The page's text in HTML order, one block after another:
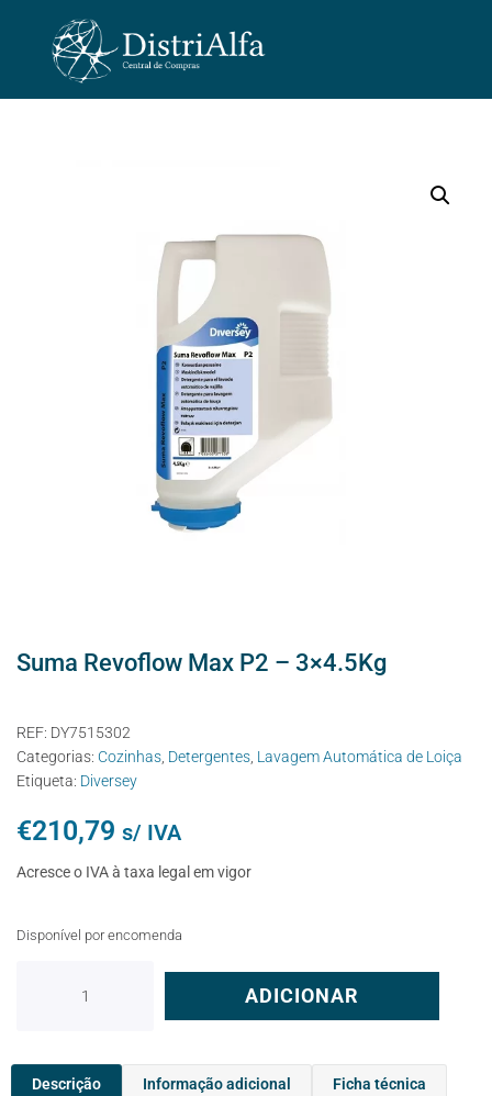
Suma Revoflow Max P2 – 3×4.5Kg
REF: DY7515302
Categorias: Cozinhas Detergentes Lavagem Automática de Loiça
Etiqueta: Diversey
€210,79 s/ IVA
Acresce o IVA à taxa legal em vigor
Disponível por encomenda
ADICIONAR
Descrição Informação adicional Ficha técnica